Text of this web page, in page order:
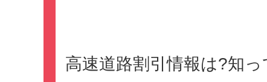
高速道路割引情報は?知